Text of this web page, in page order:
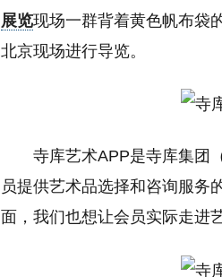
展览现场一群背着黄色帆布袋
北京现场进行导览。
寺库艺术APP是寺库集团
员提供艺术品选择和咨询服务
面，我们也想让会员实际走进